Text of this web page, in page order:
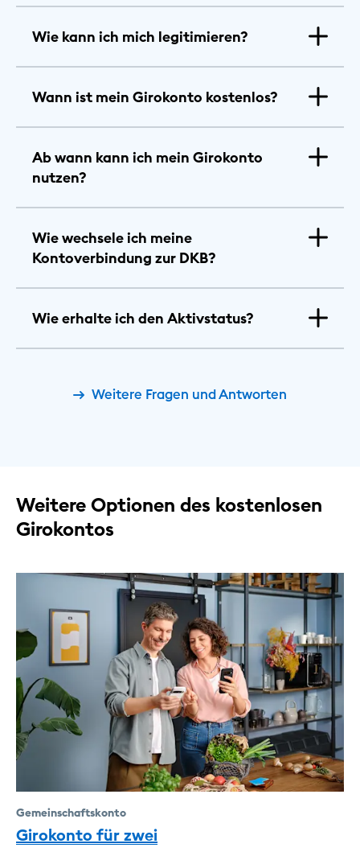
Wie kann ich mich legitimieren?
Wann ist mein Girokonto kostenlos?
Ab wann kann ich mein Girokonto
nutzen?
Wie wechsele ich meine
Kontoverbindung zur DKB?
Wie erhalte ich den Aktivstatus?
Weitere Fragen und Antworten
Weitere Optionen des kostenlosen
Girokontos
Gemeinschaftskonto
Girokonto für zwei